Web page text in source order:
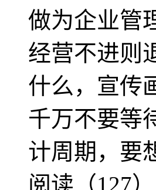
做为企业管
经营不进则
什么，宣传
千万不要等
计周期，要
阅读（127）